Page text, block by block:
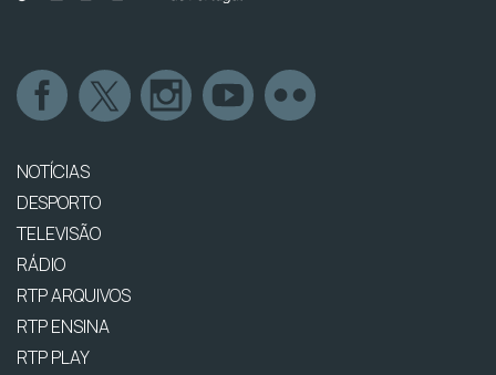
NOTÍCIAS
DESPORTO
TELEVISÃO
RÁDIO
RTP ARQUIVOS
RTP ENSINA
RTP PLAY